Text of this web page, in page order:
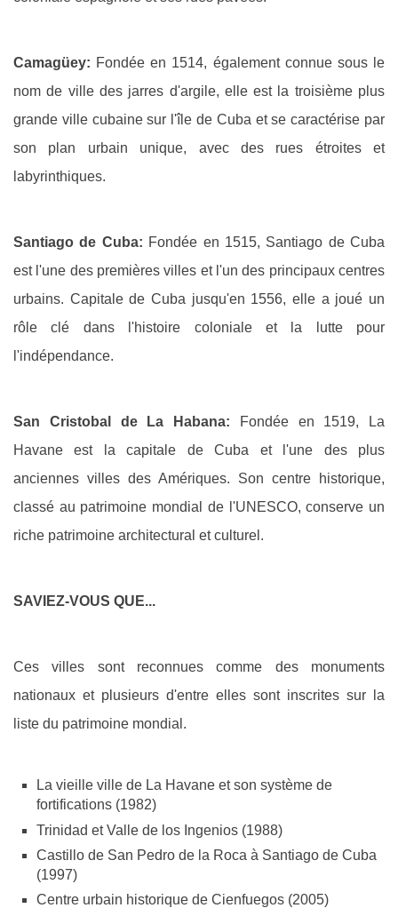
Camagüey: Fondée en 1514, également connue sous le
nom de ville des jarres d'argile, elle est la troisième plus
grande ville cubaine sur l'île de Cuba et se caractérise par
son plan urbain unique, avec des rues étroites et
labyrinthiques.
Santiago de Cuba: Fondée en 1515, Santiago de Cuba
est l'une des premières villes et l'un des principaux centres
urbains. Capitale de Cuba jusqu'en 1556, elle a joué un
rôle clé dans l'histoire coloniale et la lutte pour
l'indépendance.
San Cristobal de La Habana: Fondée en 1519, La
Havane est la capitale de Cuba et l'une des plus
anciennes villes des Amériques. Son centre historique,
classé au patrimoine mondial de l'UNESCO, conserve un
riche patrimoine architectural et culturel.
SAVIEZ-VOUS QUE...
Ces villes sont reconnues comme des monuments
nationaux et plusieurs d'entre elles sont inscrites sur la
liste du patrimoine mondial.
La vieille ville de La Havane et son système de
fortifications (1982)
Trinidad et Valle de los Ingenios (1988)
Castillo de San Pedro de la Roca à Santiago de Cuba
(1997)
Centre urbain historique de Cienfuegos (2005)